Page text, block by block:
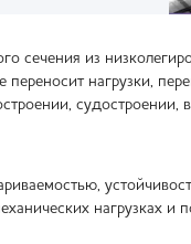
сечения из
нагрузки,
судостроении,
нагрузках